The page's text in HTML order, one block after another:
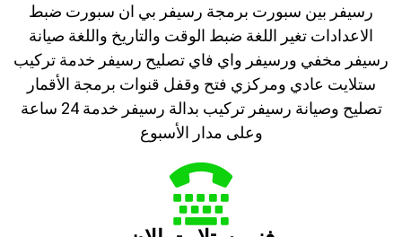
رسيفر بين سبورت برمجة رسيفر بي ان سبورت ضبط
الاعدادات تغير اللغة ضبط الوقت والتاريخ واللغة صيانة
رسيفر مخفي ورسيفر واي فاي تصليح رسيفر خدمة تركيب
ستلايت عادي ومركزي فتح وقفل قنوات برمجة الأقمار
تصليح وصيانة رسيفر تركيب بدالة رسيفر خدمة 24 ساعة
وعلى مدار الأسبوع